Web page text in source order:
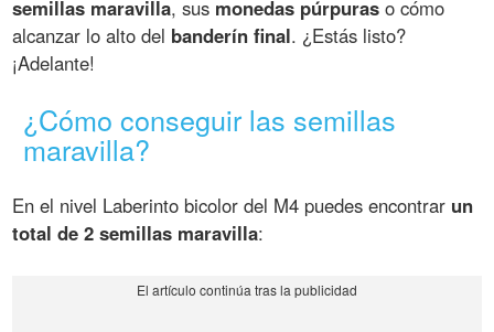
semillas maravilla, sus monedas púrpuras o cómo
alcanzar lo alto del banderín final. ¿Estás listo?
¡Adelante!
¿Cómo conseguir las semillas
maravilla?
En el nivel Laberinto bicolor del M4 puedes encontrar un
total de 2 semillas maravilla: